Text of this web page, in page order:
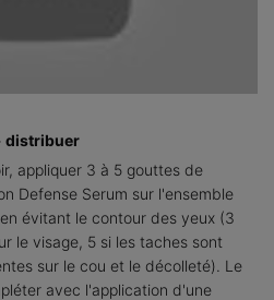
distribuer
appliquer 3 à 5 gouttes de
Defense Serum sur l'ensemble
évitant le contour des yeux (3
le visage, 5 si les taches sont
sur le cou et le décolleté). Le
avec l'application d'une